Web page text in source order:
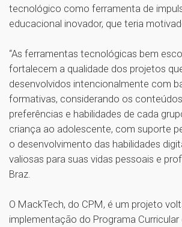
tecnológico como ferramenta de
educacional inovador, que teria
“As ferramentas tecnológicas bem
fortalecem a qualidade dos projetos
desenvolvidos intencionalmente com
formativas, considerando os
preferências e habilidades de cada
criança ao adolescente, com suporte
o desenvolvimento das habilidades
valiosas para suas vidas pessoais e
Braz.
O MackTech, do CPM, é um projeto
implementação do Programa Curricular